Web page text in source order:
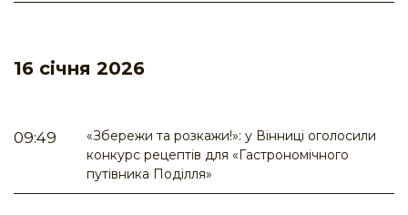
16 січня 2026
09:49
«Збережи та розкажи!»: у Вінниці оголосили
конкурс рецептів для «Гастрономічного
путівника Поділля»